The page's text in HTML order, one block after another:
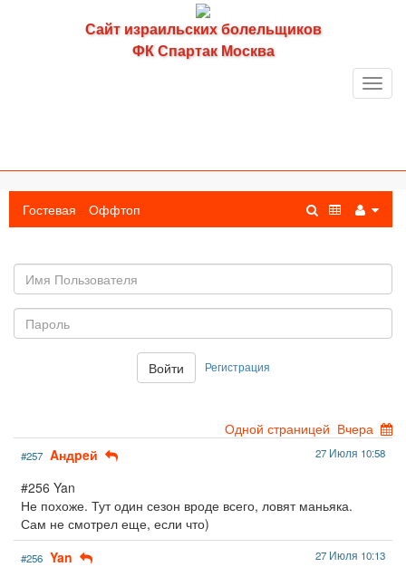
Сайт израильских болельщиков
ФК Спартак Москва
Гостевая Оффтоп
пользователя
Войти Регистрация
Одной страницей Вчера
#257 Aндpeй 27 Июля 10:58
#256 Yan
Не похоже. Тут один сезон вроде всего, ловят маньяка.
Сам не смотрел еще, если что)
#256 Yan 27 Июля 10:13